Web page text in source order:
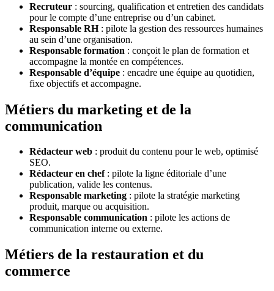
Recruteur : sourcing, qualification et entretien des candidats
pour le compte d’une entreprise ou d’un cabinet.
Responsable RH: pilote la gestion des ressources humaines
au sein d’une organisation.
Responsable formation : conçoit le plan de formation et
accompagne la montée en compétences.
Responsable d’équipe : encadre une équipe au quotidien,
fixe objectifs et accompagne.
Métiers du marketing et de la
communication
Rédacteur web : produit du contenu pour le web, optimisé
SEO.
Rédacteur en chef: pilote la ligne éditoriale d’une
publication, valide les contenus.
Responsable marketing : pilote la stratégie marketing
produit, marque ou acquisition.
Responsable communication : pilote les actions de
communication interne ou externe.
Métiers de la restauration et du
commerce